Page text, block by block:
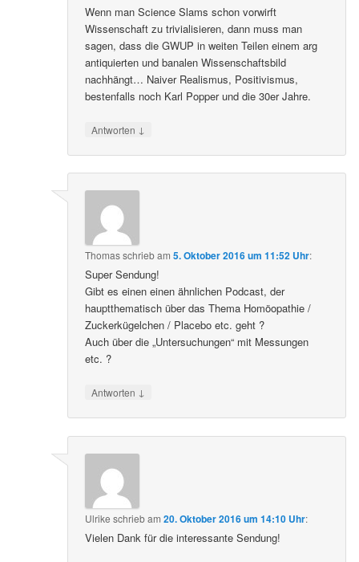
Wenn man Science Slams schon vorwirft
Wissenschaft zu trivialisieren, dann muss man
sagen, dass die GWUP in weiten Teilen einem arg
antiquierten und banalen Wissenschaftsbild
nachhängt… Naiver Realismus, Positivismus,
bestenfalls noch Karl Popper und die 30er Jahre.
Antworten ↓
Thomasschriebam5. Oktober 2016 um 11:52 Uhr:
Super Sendung!
Gibt es einen einen ähnlichen Podcast, der
hauptthematisch über das Thema Homöopathie /
Zuckerkügelchen / Placebo etc. geht ?
Auch über die „Untersuchungen“ mit Messungen
etc. ?
Antworten ↓
Ulrike schriebam20. Oktober 2016 um 14:10 Uhr:
Vielen Dank für die interessante Sendung!